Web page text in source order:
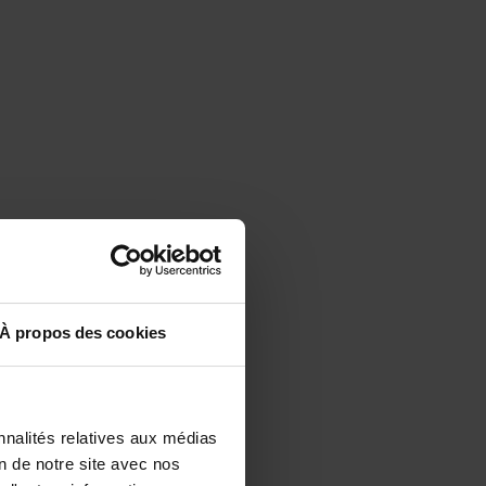
À propos des cookies
relatives aux médias
de notre site avec nos